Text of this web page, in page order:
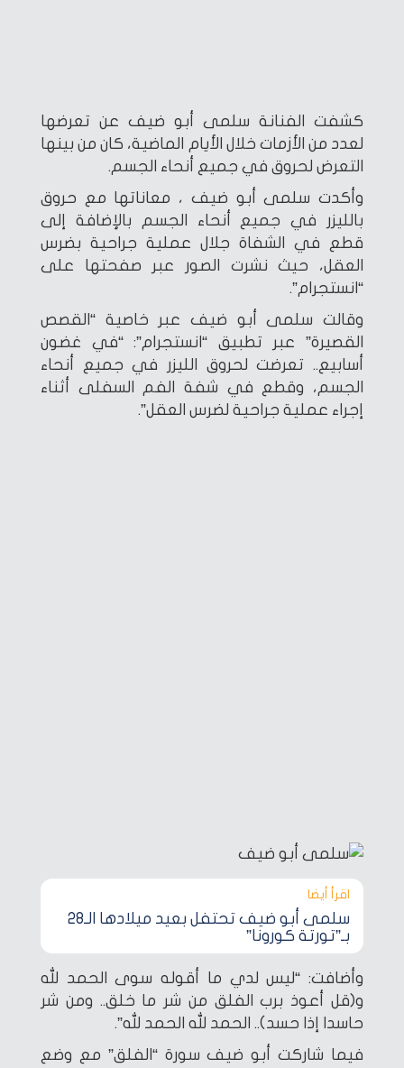
كشفت الفنانة سلمى أبو ضيف عن تعرضها
لعدد من الأزمات خلال الأيام الماضية، كان من بينها
التعرض لحروق في جميع أنحاء الجسم.
وأكدت سلمى أبو ضيف ، معاناتها مع حروق
بالليزر في جميع أنحاء الجسم بالإضافة إلى
قطع في الشفاة جلال عملية جراحية بضرس
العقل، حيث نشرت الصور عبر صفحتها على
“انستجرام”.
وقالت سلمى أبو ضيف عبر خاصية “القصص
القصيرة” عبر تطبيق “انستجرام”: “في غضون
أسابيع.. تعرضت لحروق الليزر في جميع أنحاء
الجسم، وقطع في شفة الفم السفلى أثناء
إجراء عملية جراحية لضرس العقل”.
اقرأ أيضا‎
سلمى أبو ضيف تحتفل بعيد ميلادها الـ28
بـ”تورتة كورونا”
وأضافت: “ليس لدي ما أقوله سوى الحمد لله
و(قل أعوذ برب الفلق من شر ما خلق.. ومن شر
حاسدا إذا حسد).. الحمد لله الحمد لله”.
فيما شاركت أبو ضيف سورة “الفلق” مع وضع